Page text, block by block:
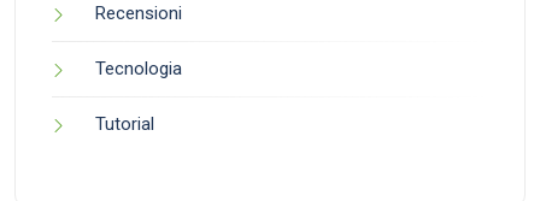
Recensioni
Tecnologia
Tutorial